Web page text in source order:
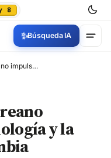
8
✨Búsqueda IA
Liderazgo santandereano impulsa la fonoaudiología y la audiología en Colombia
y la